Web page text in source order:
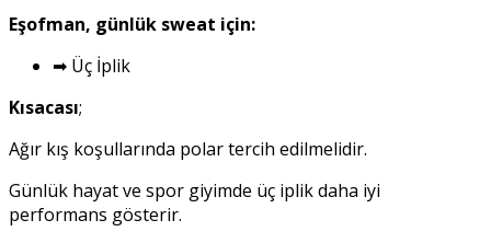
Eşofman, günlük sweat için:
➡ Üç İplik
Kısacası;
Ağır kış koşullarında polar tercih edilmelidir.
Günlük hayat ve spor giyimde üç iplik daha iyi
performans gösterir.